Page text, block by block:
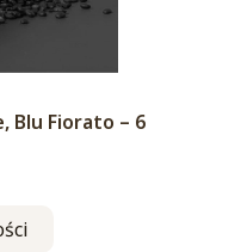
Blu Fiorato – 6